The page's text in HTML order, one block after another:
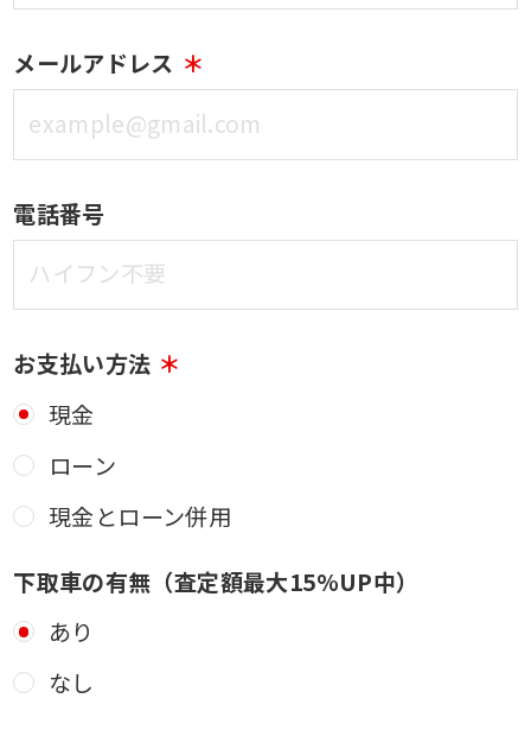
メールアドレス
電話番号
お支払い方法
現金
ローン
現金とローン併用
下取車の有無（査定額最大15%UP中）
あり
なし